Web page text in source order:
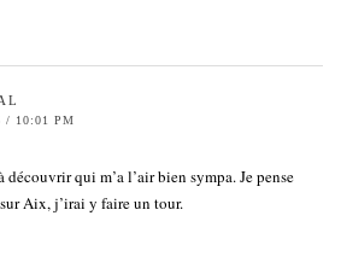
/ 10:01 PM
qui m’a l’air bien sympa. Je pense
Aix, j’irai y faire un tour.